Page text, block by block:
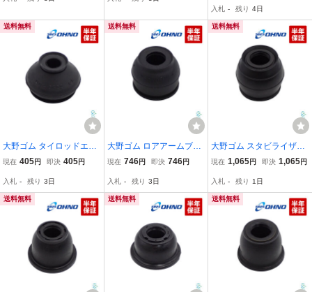
GSE30
ィス スタビ ゴム カバー
ジョイント
入札 - 残り 4日
送料無料
大野ゴム タイロッドエン
ドカバー ミツビシ デリカ
ーゴ BM20 V65W V77W
V83W V87W V63W
現在 405円 即決 405円
入札 - 残り 3日
送料無料
大野ゴム ロアアームブー
ツ トヨタ ピクシスエポッ
A A201A OHNO DC1170
現在 746円 即決 746円
入札 - 残り 3日
送料無料
大野ゴム スタビライザー
リンクブーツ BRZ ZC6 Z
86 OHNO ボールジョイン
ト ボール ジョイント DC-
2663
現在 1,065円 即決 1,065円
入札 - 残り 1日
送料無料 送料無料 送料無料